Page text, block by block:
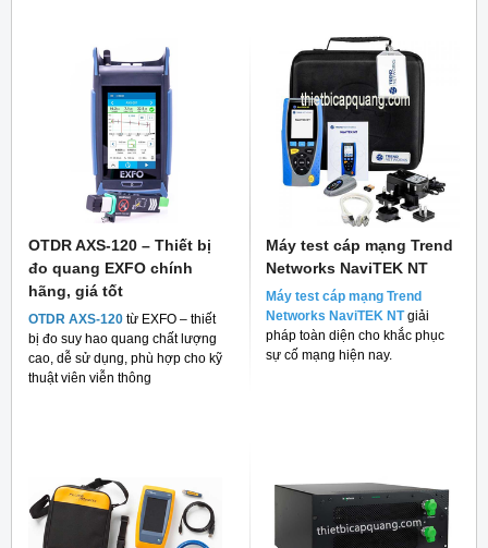
OTDR AXS-120 – Thiết bị
đo quang EXFO chính
hãng, giá tốt
OTDR AXS-120 từ EXFO – thiết
bị đo suy hao quang chất lượng
cao, dễ sử dụng, phù hợp cho kỹ
thuật viên viễn thông
Máy test cáp mạng Trend
Networks NaviTEK NT
Máy test cáp mạng Trend
Networks NaviTEK NT giải
pháp toàn diện cho khắc phục
sự cố mạng hiện nay.